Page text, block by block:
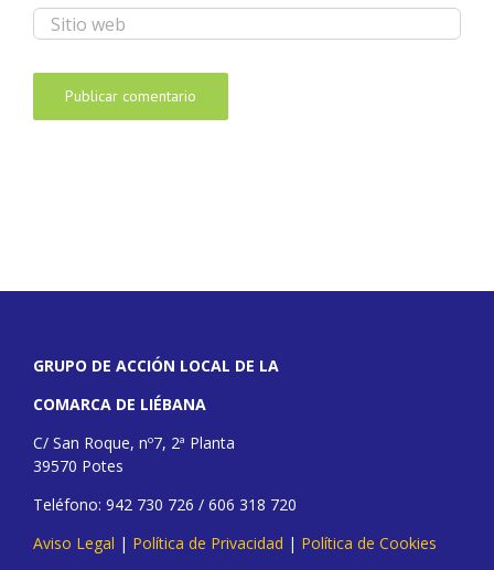
GRUPO DE ACCIÓN LOCAL DE LA
COMARCA DE LIÉBANA
C/ San Roque, nº7, 2ª Planta
39570 Potes
Teléfono: 942 730 726 / 606 318 720
Aviso Legal | Política de Privacidad | Política de Cookies